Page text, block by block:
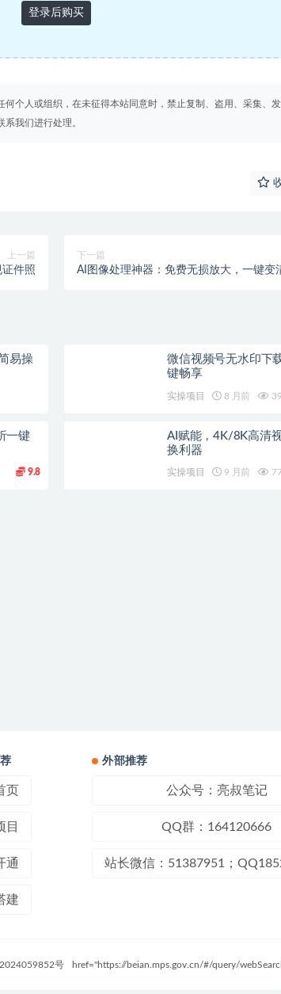
登录后购买
个人或组织，在未征得本站同意时，禁止复制、盗用、采集、发
我们进行处理。
上一篇
件照
下一篇
AI图像处理神器：免费无损放大，一键变
易操
微信视频号无水印下
键畅享
实操项目 8 月前 39
一键
9.8
AI赋能，4K/8K高清
换利器
实操项目 9 月前
页
目
通
建
外部推荐
公众号：亮叔笔记
QQ群：164120666
站长微信：51387951；
号 href="https://beian.mps.gov.cn/#/query/